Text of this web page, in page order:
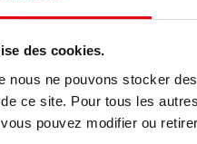
des cookies.
nous ne pouvons stocker
ce site. Pour tous les
pouvez modifier ou